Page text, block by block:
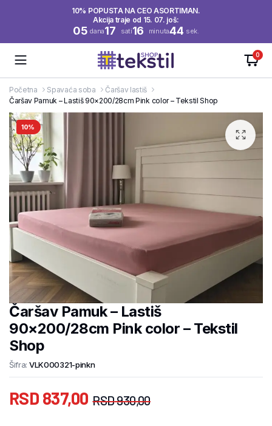
10% POPUSTA NA CEO ASORTIMAN.
Akcija traje od 15. 07. još:
05 dana17 sati16 minuta44 sek.
0
Početna Spavaća soba
Čaršav lastiš
Čaršav Pamuk – Lastiš 90×200/28cm Pink color – Tekstil Shop
10%
Čaršav Pamuk – Lastiš
90×200/28cm Pink color – Tekstil
Shop
Šifra: VLK000321-pinkn
RSD930,00
RSD 837,00